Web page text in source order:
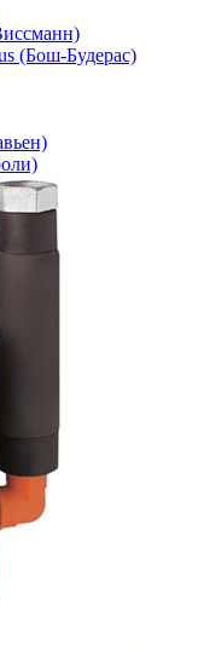
(Бош-Будерас)